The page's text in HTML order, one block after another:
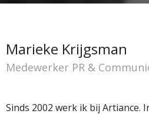
Marieke Krijgsman
Medewerker PR &
Sinds 2002 werk ik bij Artiance.